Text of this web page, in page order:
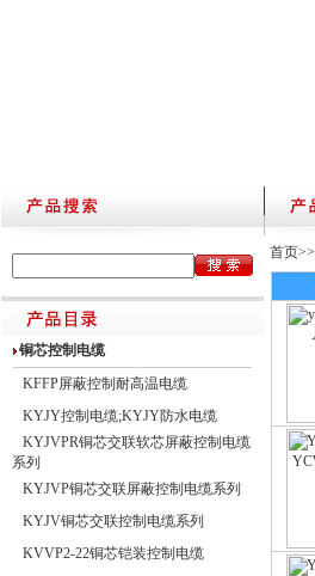
铜芯控制电缆
KFFP屏蔽控制耐高温电缆
KYJY控制电缆;KYJY防水电缆
KYJVPR铜芯交联软芯屏蔽控制电缆
系列
KYJVP铜芯交联屏蔽控制电缆系列
KYJV铜芯交联控制电缆系列
KVVP2-22铜芯铠装控制电缆
首页>>